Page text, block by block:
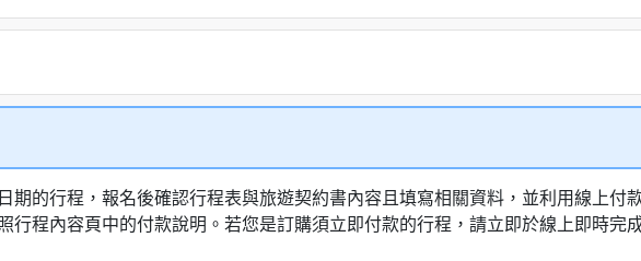
期的行程，報名後確認行程表與旅遊契約書內容且填寫相關資料，並利用線上付
行程內容頁中的付款說明。若您是訂購須立即付款的行程，請立即於線上即時完